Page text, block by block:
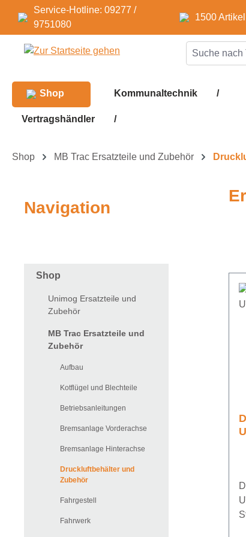
Hauptinhalt springen
Zur Suche springen
Zur Hauptnavigation springen
Service-Hotline: 09277 /
9751080
1500
Shop Kommunaltechnik /
Vertragshändler /
Shop MB Trac Ersatzteile und Zubehör
Navigation
Shop
Unimog Ersatzteile und
Zubehör
MB Trac Ersatzteile und
Zubehör
Aufbau
Kotflügel und Blechteile
Betriebsanleitungen
Bremsanlage Vorderachse
Bremsanlage Hinterachse
Druckluftbehälter und
Zubehör
Fahrgestell
Fahrwerk